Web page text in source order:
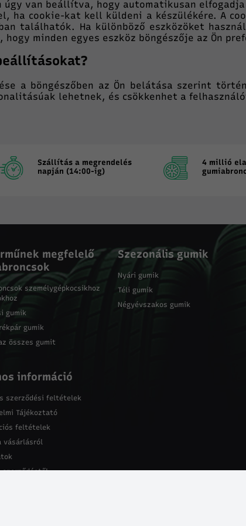
úgy van beállítva, hogy automatikusan
ha cookie-kat kell küldeni a készülékére. A
találhatók. Ha különböző eszközöket
minden egyes eszköz böngészője az Ön
a böngészőben az Ön belátása szerint
lehetnek, és csökkenhet a
Szállítás a megrendelés
napján (14:00-ig)
4 millió
megfelelő
személygépkocsikhoz
gumik
gumik
összes gumit
Szezonális gumik
Nyári gumik
Téli gumik
Négyévszakos gumik
információ
szerződési feltételek
Tájékoztató
feltételek
vásárlásról
szerződéstől